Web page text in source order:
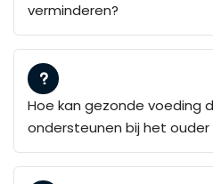
verminderen?
Hoe kan gezonde voeding
ondersteunen bij het ouder